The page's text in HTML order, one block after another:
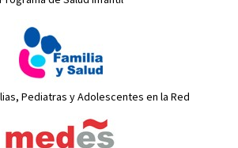
Pediatras y Adolescentes en la Red